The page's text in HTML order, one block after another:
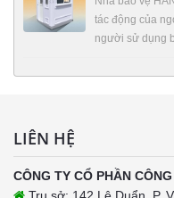
tác động của
người sử dụng
LIÊN HỆ
CÔNG TY CỔ PHẦN
Trụ sở: 142 Lê Duẩn, P.